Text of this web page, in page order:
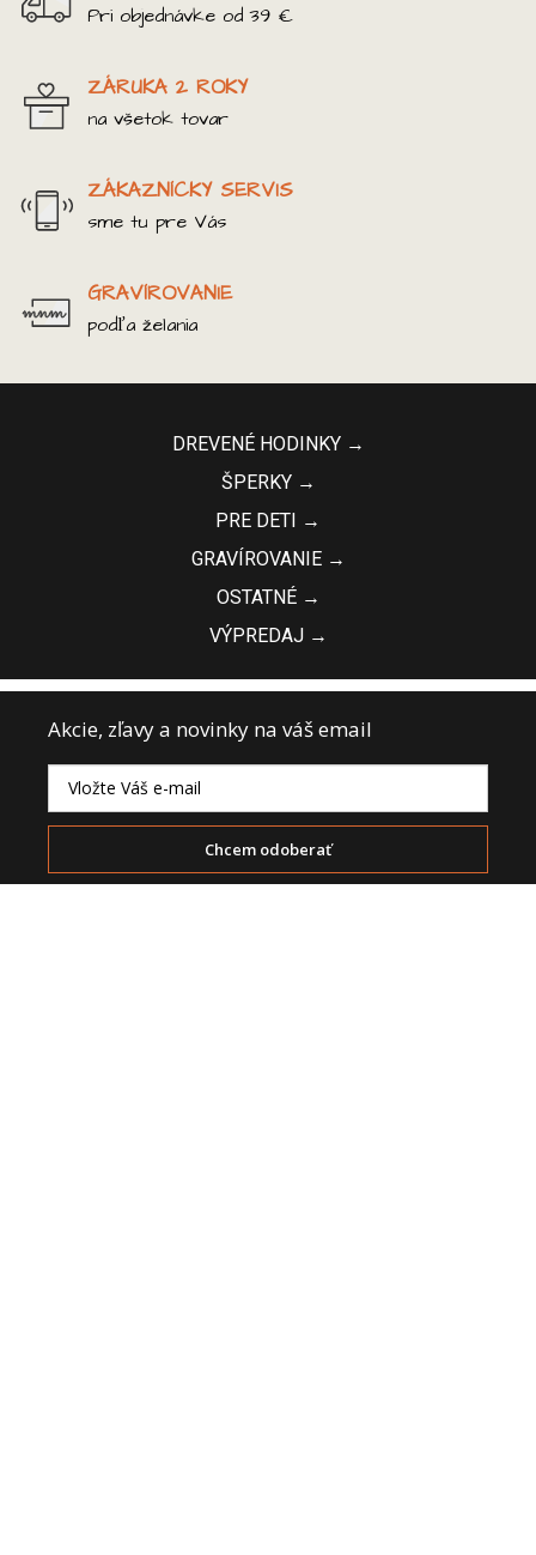
Pri objednávke od 39 €
ZÁRUKA 2 ROKY
na všetok tovar
ZÁKAZNÍCKY SERVIS
sme tu pre Vás
GRAVÍROVANIE
podľa želania
DREVENÉ HODINKY →
ŠPERKY →
PRE DETI →
GRAVÍROVANIE →
OSTATNÉ →
VÝPREDAJ →
Akcie, zľavy a novinky na váš email
Chcem odoberať